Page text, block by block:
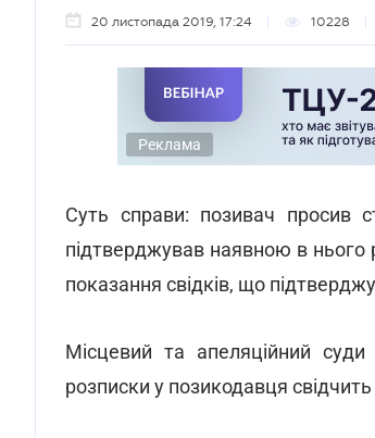
20 листопада 2019, 17:24 10228
Реклама
Суть справи: позивач просив
підтверджував наявною в нього
показання свідків, що
Місцевий та апеляційний
розписки у позикодавця